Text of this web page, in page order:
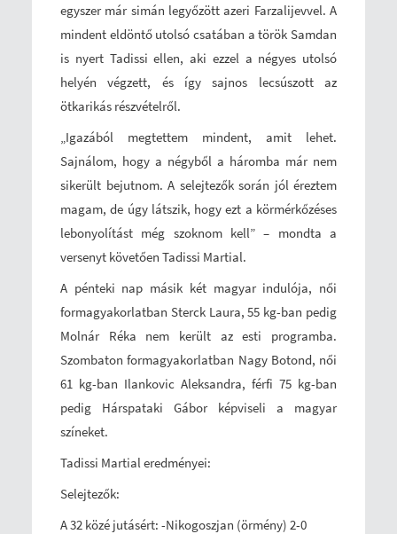
egyszer már simán legyőzött azeri Farzalijevvel. A
mindent eldöntő utolsó csatában a török Samdan
is nyert Tadissi ellen, aki ezzel a négyes utolsó
helyén végzett, és így sajnos lecsúszott az
ötkarikás részvételről.
„Igazából megtettem mindent, amit lehet.
Sajnálom, hogy a négyből a háromba már nem
sikerült bejutnom. A selejtezők során jól éreztem
magam, de úgy látszik, hogy ezt a körmérkőzéses
lebonyolítást még szoknom kell” – mondta a
versenyt követően Tadissi Martial.
A pénteki nap másik két magyar indulója, női
formagyakorlatban Sterck Laura, 55 kg-ban pedig
Molnár Réka nem került az esti programba.
Szombaton formagyakorlatban Nagy Botond, női
61 kg-ban Ilankovic Aleksandra, férfi 75 kg-ban
pedig Hárspataki Gábor képviseli a magyar
színeket.
Tadissi Martial eredményei:
Selejtezők:
A 32 közé jutásért: -Nikogoszjan (örmény) 2-0